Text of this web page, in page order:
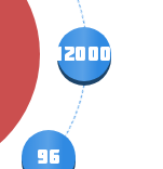
12000
96